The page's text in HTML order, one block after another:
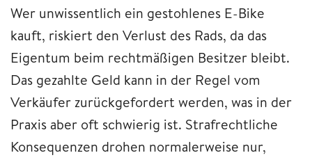
Wer unwissentlich ein gestohlenes E-Bike
kauft, riskiert den Verlust des Rads, da das
Eigentum beim rechtmäßigen Besitzer bleibt.
Das gezahlte Geld kann in der Regel vom
Verkäufer zurückgefordert werden, was in der
Praxis aber oft schwierig ist. Strafrechtliche
Konsequenzen drohen normalerweise nur,